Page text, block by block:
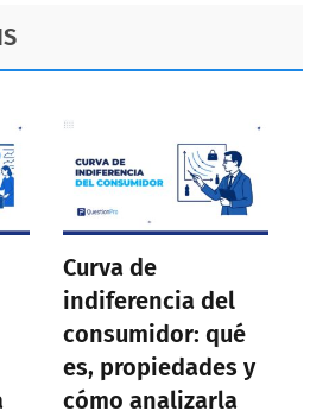
Curva de
indiferencia del
consumidor: qué
es, propiedades y
cómo analizarla